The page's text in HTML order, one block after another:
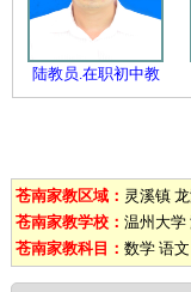
陆教员.在职初中教
苍南家教区域： 灵溪镇
苍南家教学校： 温州大学
苍南家教科目： 数学 语文